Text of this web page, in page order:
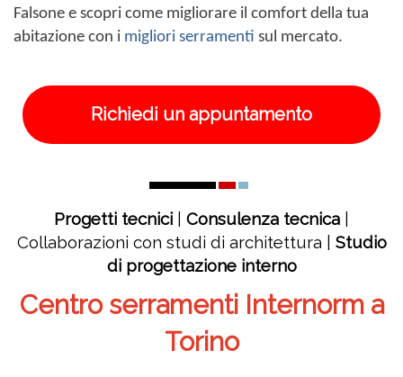
Falsone e scopri come migliorare il comfort della tua
abitazione con i migliori serramenti sul mercato.
Richiedi un appuntamento
Progetti tecnici Consulenza tecnica
Collaborazioni con studi di architettura | Studio
di progettazione interno
Centro serramenti Internorm a
Torino